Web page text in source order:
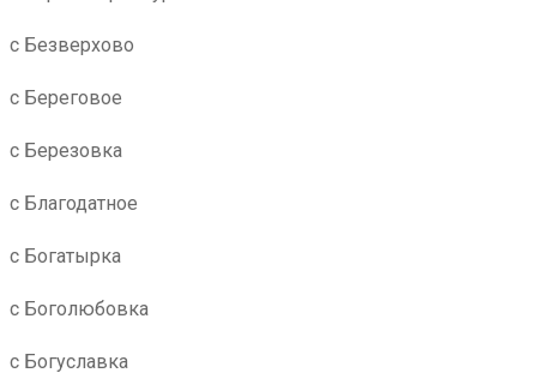
с Безверхово
с Береговое
с Березовка
с Благодатное
с Богатырка
с Боголюбовка
с Богуславка